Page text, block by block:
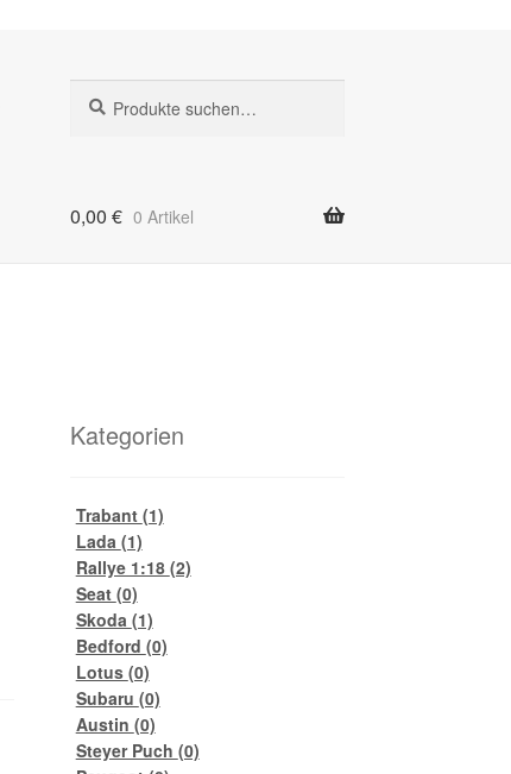
nach:
0,00 € 0 Artikel
Kategorien
Trabant (1)
Lada (1)
Rallye 1:18 (2)
Seat (0)
Skoda (1)
Bedford (0)
Lotus (0)
Subaru (0)
Austin (0)
Steyer Puch (0)